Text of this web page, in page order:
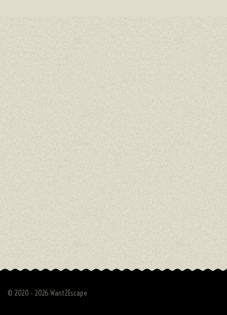
© 2020 - 2026 Want2Escape